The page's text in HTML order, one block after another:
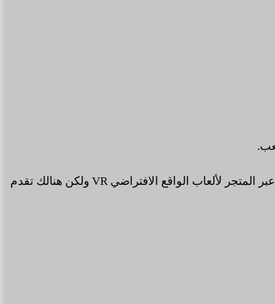
وتأتي هذه الأرقام مباشرة من متجر ألعاب Steam الخاصة بالبيانات الشهرية .. ولا تزال نظارة Quest 2 تتربع على عرش أكثر نظارة استخداما عبر المتجر لألعاب الواقع الافتراضي VR ولكن هنالك تقدم